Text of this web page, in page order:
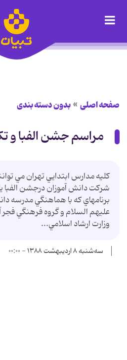
صفحه اصلی بدون دسته بندی
مراسم جشن الفبا و
کليه مدارس ابتدايي تهران مي
شرکت دانش آموزان درجشن
برنامه‏اي که با هماهنگي مدرسه
عليهم السلام و گروه فرهنگي فجر
وزارت ارشاد اسلامي...
سه‌شنبه ۸ اردیبهشت ۱۳۸۸ - ۰۰:۰۰